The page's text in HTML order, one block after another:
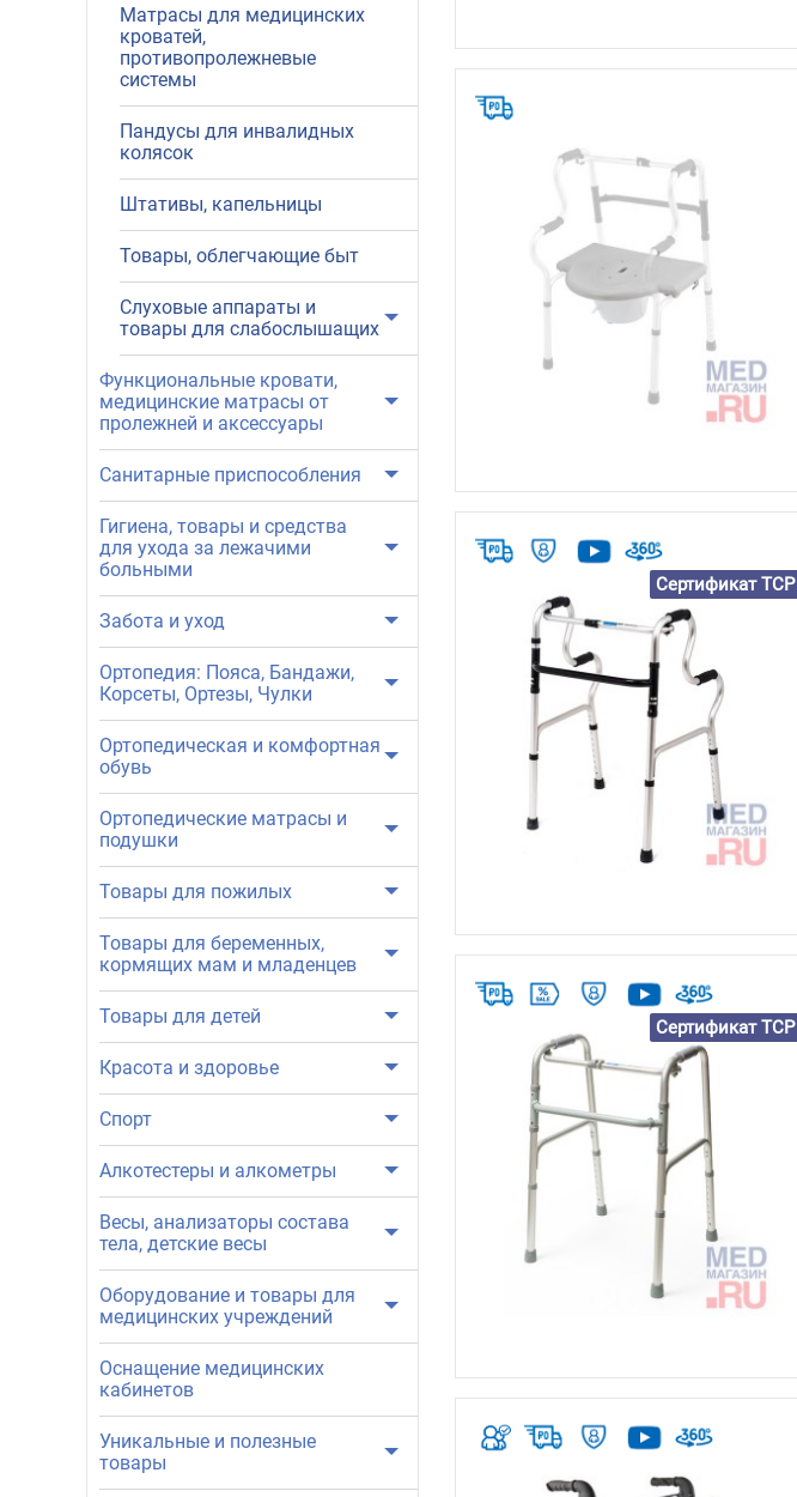
Матрасы для медицинских
кроватей,
противопролежневые
системы
Пандусы для инвалидных
колясок
Штативы, капельницы
Товары, облегчающие быт
Слуховые аппараты и
товары для слабослышащих
Функциональные кровати,
медицинские матрасы от
пролежней и аксессуары
Санитарные приспособления
Гигиена, товары и средства
для ухода за лежачими
больными
Забота и уход
Ортопедия: Пояса, Бандажи,
Корсеты, Ортезы, Чулки
Ортопедическая и комфортная
обувь
Ортопедические матрасы и
подушки
Товары для пожилых
Товары для беременных,
кормящих мам и младенцев
Товары для детей
Красота и здоровье
Спорт
Алкотестеры и алкометры
Весы, анализаторы состава
тела, детские весы
Оборудование и товары для
медицинских учреждений
Оснащение медицинских
кабинетов
Уникальные и полезные
товары
Сертификат ТСР
Сертификат ТСР